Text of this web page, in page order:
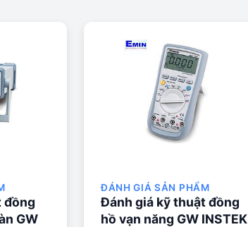
đồng
GW
ĐÁNH GIÁ SẢN PHẨM
Đánh giá kỹ thuật đồng
hồ vạn năng GW INSTEK